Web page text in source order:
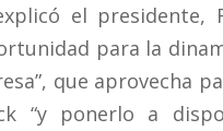
el presidente,
para la
que aprovecha
“y ponerlo a